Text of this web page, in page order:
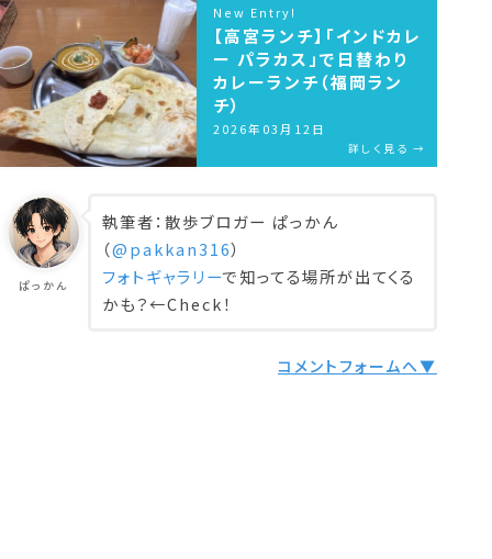
New Entry!
【高宮ランチ】「インドカレ
ー パラカス」で日替わり
カレーランチ（福岡ラン
チ）
2026年03月12日
詳しく見る →
ぱっかん
執筆者：散歩ブロガー ぱっかん
（@pakkan316）
フォトギャラリーで知ってる場所が出てくる
かも？←Check！
コメントフォームへ▼